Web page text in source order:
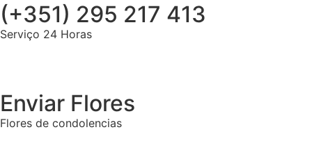
(+351) 295 217 413
Serviço 24 Horas
Enviar Flores
Flores de condolencias